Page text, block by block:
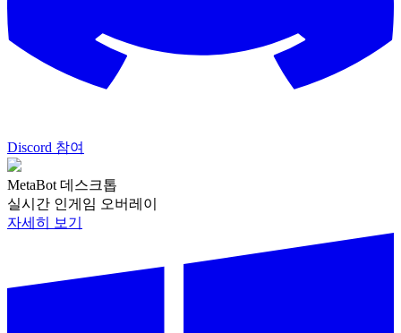
Discord 참여
MetaBot 데스크톱
실시간 인게임 오버레이
자세히 보기